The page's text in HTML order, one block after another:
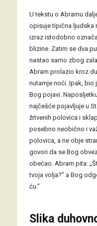
U tekstu o Abramu
opisuje tipična ljudska
izraz istodobno
blizine. Zatim se dva
nastao samo zbog
Abram prolazio kroz
nutarnje noći. Ipak, bio
Bog pojavi.
najčešće pojavljuje u
žrtvenih polovica i
posebno neobično i
polovica, a ne obje
govori da se Bog
obećao. Abram pita:
tvoja volja?” a Bog
ću.”
Slika